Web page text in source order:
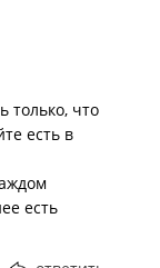
только, что
есть в
есть